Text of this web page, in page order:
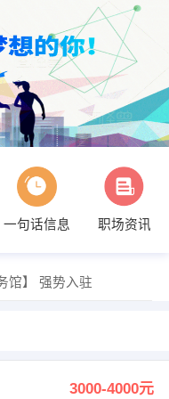
一句话信息
职场资讯
馆】 强势入驻
3000-4000元